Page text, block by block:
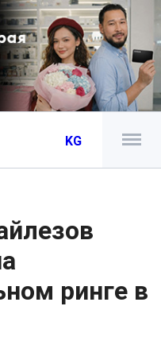
KG
ринге в